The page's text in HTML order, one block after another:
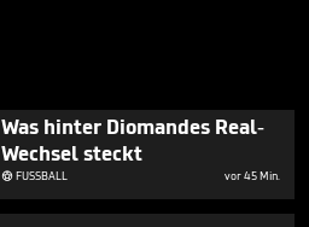
Was hinter Diomandes Real-
Wechsel steckt
FUSSBALL vor 45 Min.